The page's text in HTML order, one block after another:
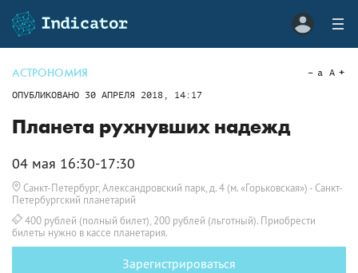
АСТРОНОМИЯ
ОПУБЛИКОВАНО 30 АПРЕЛЯ 2018, 14:17
a A
Планета рухнувших надежд
04 мая 16:30-17:30
Санкт-Петербург, Александровский парк, д. 4 (м. «Горьковская») - Санкт-
Петербургский планетарий
400 рублей (полный билет), 200 рублей (льготный). Приобрести
билеты нужно в кассе планетария.
Зарегистрироваться